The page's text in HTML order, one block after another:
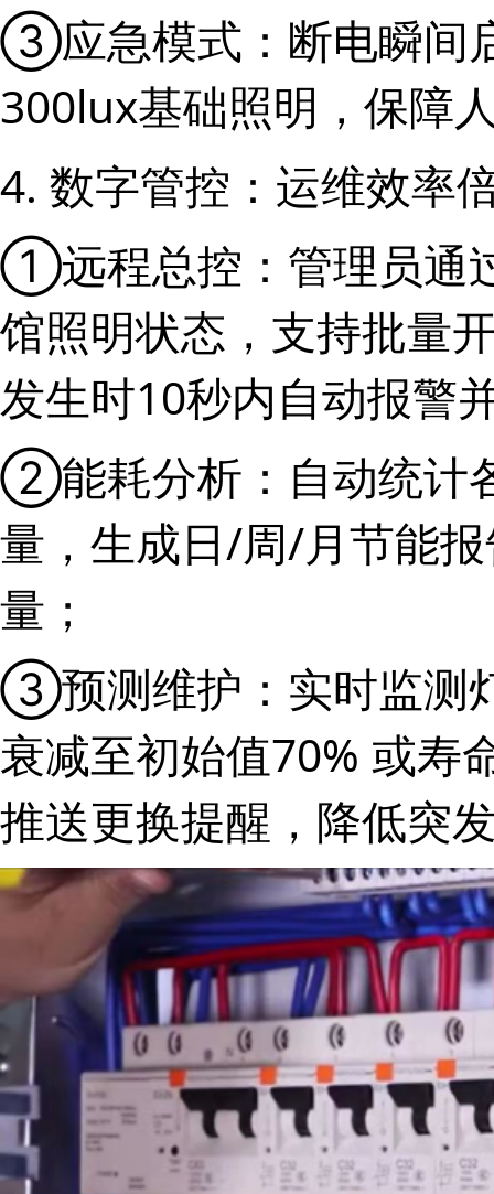
③应急模式：断电瞬间
300lux基础照明，保障
4. 数字管控：运维效率
①远程总控：管理员通
馆照明状态，支持批量
发生时10秒内自动报警
②能耗分析：自动统计
量，生成日/周/月节能
量；
③预测维护：实时监测
衰减至初始值70% 或寿
推送更换提醒，降低突